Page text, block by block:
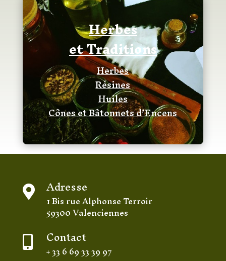
Herbes
et Traditions
Herbes
Résines
Huiles
Cônes et Bâtonnets d’Encens
 Adresse
1 Bis rue Alphonse Terroir
59300 Valenciennes
 Contact
+ 33 6 69 33 39 97